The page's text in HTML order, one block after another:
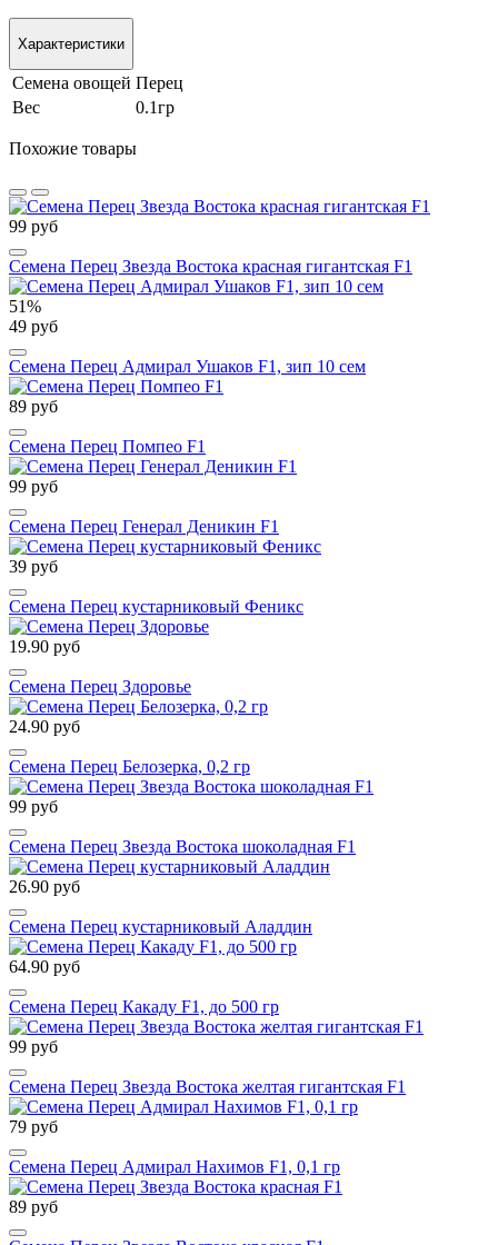
Характеристики
Семена овощей Перец
Вес
0.1гр
Похожие товары
99 руб
Семена Перец Звезда Востока красная гигантская F1
51%
49 руб
Семена Перец Адмирал Ушаков F1, зип 10 сем
89 руб
Семена Перец Помпео F1
99 руб
Семена Перец Генерал Деникин F1
39 руб
Семена Перец кустарниковый Феникс
19.90 руб
Семена Перец Здоровье
24.90 руб
Семена Перец Белозерка, 0,2 гр
99 руб
Семена Перец Звезда Востока шоколадная F1
26.90 руб
Семена Перец кустарниковый Аладдин
64.90 руб
Семена Перец Какаду F1, до 500 гр
99 руб
Семена Перец Звезда Востока желтая гигантская F1
79 руб
Семена Перец Адмирал Нахимов F1, 0,1 гр
89 руб